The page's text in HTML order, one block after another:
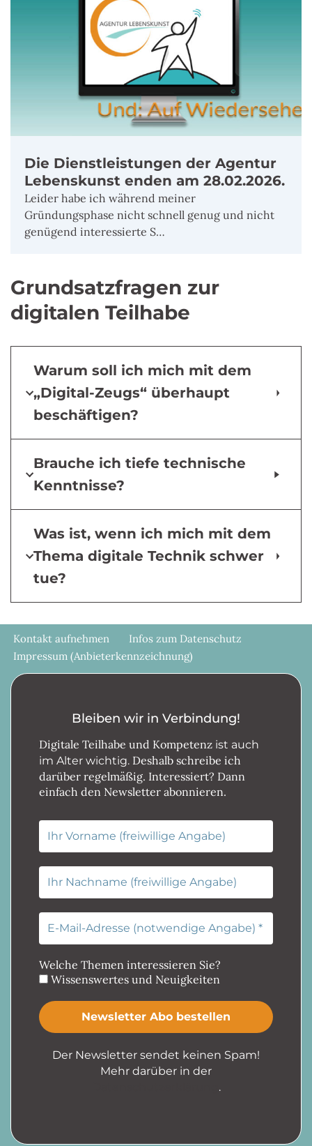
Die Dienstleistungen der Agentur
Lebenskunst enden am 28.02.2026.
Leider habe ich während meiner
Gründungsphase nicht schnell genug und nicht
genügend interessierte S…
Grundsatzfragen zur
digitalen Teilhabe
Warum soll ich mich mit dem
„Digital-Zeugs“ überhaupt
beschäftigen?
Brauche ich tiefe technische
Kenntnisse?
Was ist, wenn ich mich mit dem
Thema digitale Technik schwer
tue?
Kontakt aufnehmen
Infos zum Datenschutz
Impressum (Anbieterkennzeichnung)
Bleiben wir in Verbindung!
Digitale Teilhabe und Kompetenz ist auch
im Alter wichtig. Deshalb schreibe ich
darüber regelmäßig. Interessiert? Dann
einfach den Newsletter abonnieren.
Welche Themen interessieren Sie?
Wissenswertes und Neuigkeiten
Der Newsletter sendet keinen Spam!
Mehr darüber in der
.